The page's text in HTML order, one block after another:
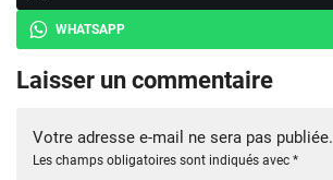
WHATSAPP
Laisser un commentaire
Votre adresse e-mail ne sera pas publiée.
Les champs obligatoires sont indiqués avec *